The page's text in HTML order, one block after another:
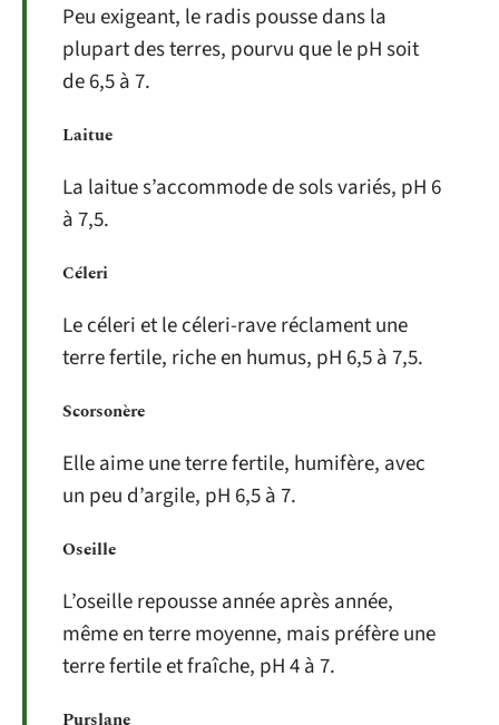
Peu exigeant, le radis pousse dans la
plupart des terres, pourvu que le pH soit
de 6,5 à 7.
Laitue
La laitue s’accommode de sols variés, pH 6
à 7,5.
Céleri
Le céleri et le céleri-rave réclament une
terre fertile, riche en humus, pH 6,5 à 7,5.
Scorsonère
Elle aime une terre fertile, humifère, avec
un peu d’argile, pH 6,5 à 7.
Oseille
L’oseille repousse année après année,
même en terre moyenne, mais préfère une
terre fertile et fraîche, pH 4 à 7.
Purslane